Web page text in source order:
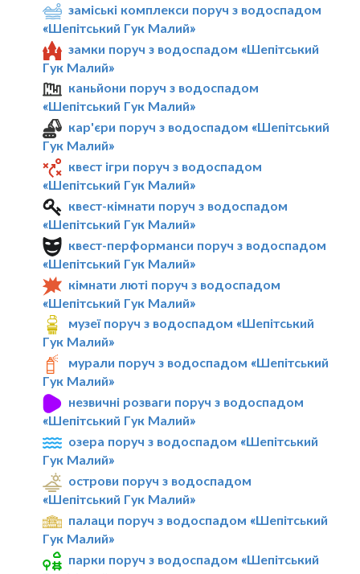
заміські комплекси поруч з водоспадом
«Шепітський Гук Малий»
замки поруч з водоспадом «Шепітський
Гук Малий»
каньйони поруч з водоспадом
«Шепітський Гук Малий»
кар'єри поруч з водоспадом «Шепітський
Гук Малий»
квест ігри поруч з водоспадом
«Шепітський Гук Малий»
квест-кімнати поруч з водоспадом
«Шепітський Гук Малий»
квест-перформанси поруч з водоспадом
«Шепітський Гук Малий»
кімнати люті поруч з водоспадом
«Шепітський Гук Малий»
музеї поруч з водоспадом «Шепітський
Гук Малий»
мурали поруч з водоспадом «Шепітський
Гук Малий»
незвичні розваги поруч з водоспадом
«Шепітський Гук Малий»
озера поруч з водоспадом «Шепітський
Гук Малий»
острови поруч з водоспадом
«Шепітський Гук Малий»
палаци поруч з водоспадом «Шепітський
Гук Малий»
парки поруч з водоспадом «Шепітський